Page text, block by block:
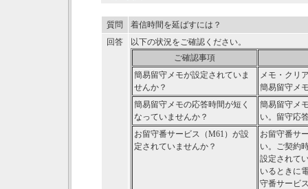
質問
着信時間を延ばすには？
回答
以下の状況をご確認ください。
ご確認事項
簡易留守メモが設定されていま
せんか？
メモ・クリ
簡易留守メ
簡易留守メモの応答時間が短く
なっていませんか？
簡易留守メ
い。留守応
お留守番サービス（M61）が設
定されていませんか？
お留守番サ
い。ご契約
設定されて
いるときに
守番サービ